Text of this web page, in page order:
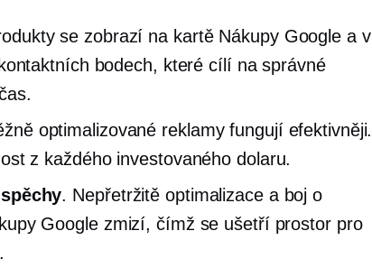
se zobrazí na kartě Nákupy Google a v
bodech, které cílí na správné
optimalizované reklamy fungují efektivněji.
z každého investovaného dolaru.
. Nepřetržitě optimalizace a boj o
Google zmizí, čímž se ušetří prostor pro